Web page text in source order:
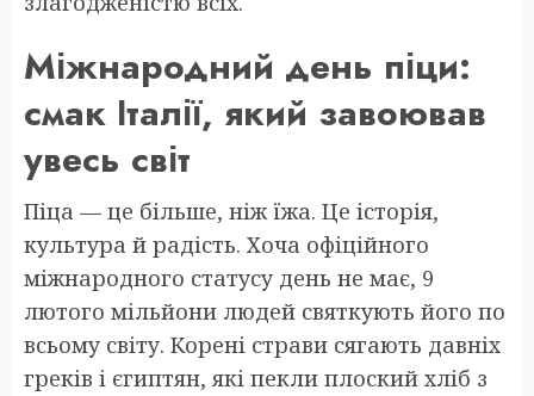
Міжнародний день піци:
смак Італії, який завоював
увесь світ
Піца — це більше, ніж їжа. Це історія,
культура й радість. Хоча офіційного
міжнародного статусу день не має, 9
лютого мільйони людей святкують його по
всьому світу. Корені страви сягають давніх
греків і єгиптян, які пекли плоский хліб з